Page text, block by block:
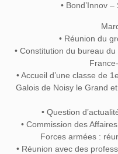
• Bond’Innov
• Réunion du
• Constitution du bureau
• Accueil d’une classe de
Galois de Noisy le Grand
• Question
• Commission des
Forces armées :
• Réunion avec des